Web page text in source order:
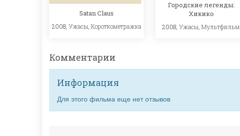
Satan Claus
2008, Ужасы, Короткометражка
Городские легенды:
Хикико
2008, Ужасы Мультфильм
Комментарии
Информация
Для этого фильма еще нет отзывов